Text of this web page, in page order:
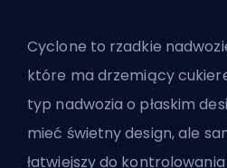
Cyclone to rzadkie
które ma drzemiący
typ nadwozia o płaskim
mieć świetny design, ale
łatwiejszy do